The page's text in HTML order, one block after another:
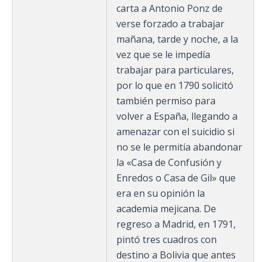
carta a Antonio Ponz de
verse forzado a trabajar
mañana, tarde y noche, a la
vez que se le impedía
trabajar para particulares,
por lo que en 1790 solicitó
también permiso para
volver a España, llegando a
amenazar con el suicidio si
no se le permitía abandonar
la «Casa de Confusión y
Enredos o Casa de Gil» que
era en su opinión la
academia mejicana.​ De
regreso a Madrid, en 1791,
pintó tres cuadros con
destino a Bolivia que antes